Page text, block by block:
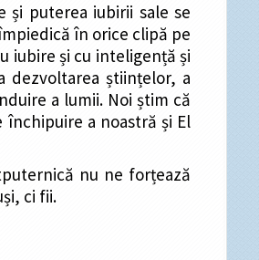
și puterea iubirii sale se
în orice clipă pe
iubire și cu inteligență și
dezvoltarea științelor, a
a lumii. Noi știm că
a noastră și El
nu ne forțează
ci fii.